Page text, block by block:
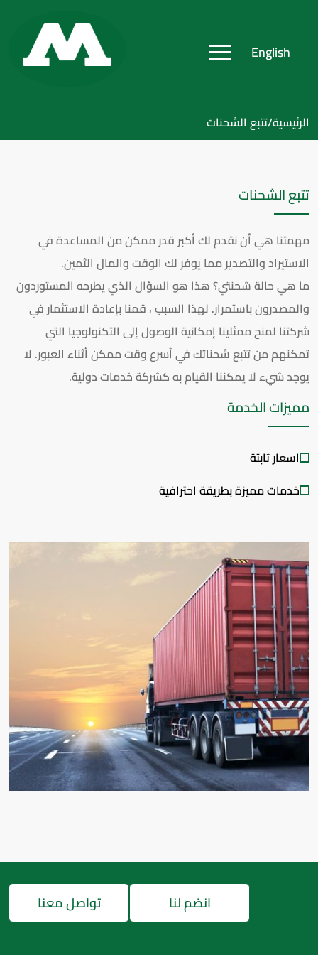
English
الرئيسية/تتبع الشحنات
تتبع الشحنات
مهمتنا هي أن نقدم لك أكبر قدر ممكن من المساعدة في
الاستيراد والتصدير مما يوفر لك الوقت والمال الثمين.
ما هي حالة شحنتي؟ هذا هو السؤال الذي يطرحه المستوردون
والمصدرون باستمرار. لهذا السبب ، قمنا بإعادة الاستثمار في
شركتنا لمنح ممثلينا إمكانية الوصول إلى التكنولوجيا التي
تمكنهم من تتبع شحناتك في أسرع وقت ممكن أثناء العبور. لا
يوجد شيء لا يمكننا القيام به كشركة خدمات دولية.
مميزات الخدمة
اسعار ثابتة
خدمات مميزة بطريقة احترافية
انضم لنا تواصل معنا